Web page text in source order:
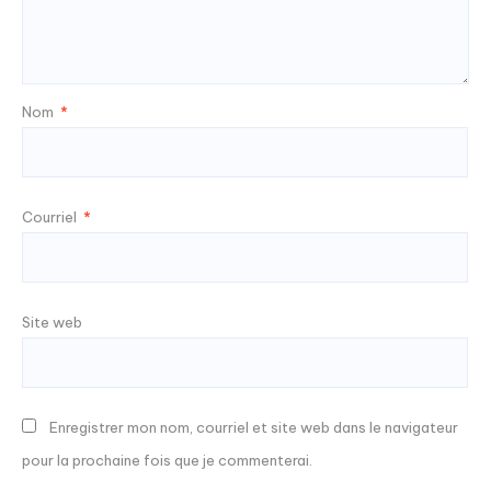
Nom *
Courriel *
Site web
Enregistrer mon nom, courriel et site web dans le navigateur
pour la prochaine fois que je commenterai.